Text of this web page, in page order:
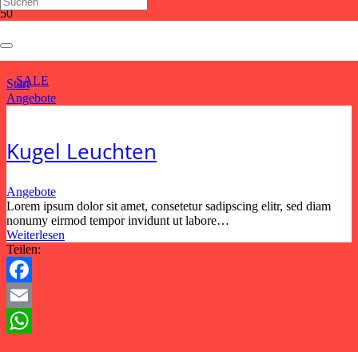
SALE
Angebote
Start
Angebote
Kugel Leuchten
Angebote
Lorem ipsum dolor sit amet, consetetur sadipscing elitr, sed diam
nonumy eirmod tempor invidunt ut labore…
Weiterlesen
Teilen:
Facebook
Email